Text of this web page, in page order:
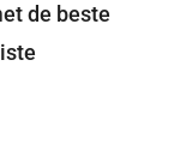
de beste